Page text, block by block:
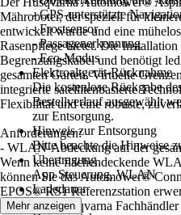
- GPS-unterstützte
- Frostsensor
- Passagenerkennung
- Eco-Modus
Elektroaltgerät-Rücknahme
Die kostenlose Rückgabe
Bestellverlauf ausgewählt
zur Entsorgung.
Hinweis zur Entsorgung
Bitte beachte die Hinweise
Übertragung
App Steuerung, WLAN
Ladedauer
200 min
Mähroboter, der speziell für
entwickelt wurde und eine
Rasenpflege bietet. Die
Begrenzungskabel und benötigt
gesamten Garten. Virtuelle
integrierte satellitenbasierte
Flexibilität und eine robuste,
Anforderungen:
- WLAN-Abdeckung auf der
Wenn keine flächendeckende
können Sie das Automower®
EPOS® RS1 Referenzstation
von einem Husqvarna
Mehr anzeigen